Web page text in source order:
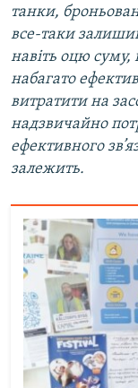
танки,
все-таки
навіть оцю
набагато
витратити на
надзвичайно
ефективного
залежить.